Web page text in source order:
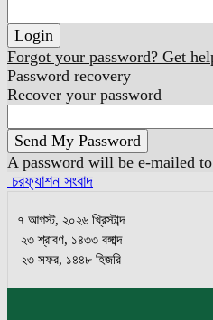
Forgot your password? Get
Password recovery
Recover your password
A password will be e-mailed
চরফ্যাশন সংবাদ
৭ আগস্ট, ২০২৬ খ্রিস্টাব্দ
২৩ শ্রাবণ, ১৪৩৩ বঙ্গাব্দ
২৩ সফর, ১৪৪৮ হিজরি